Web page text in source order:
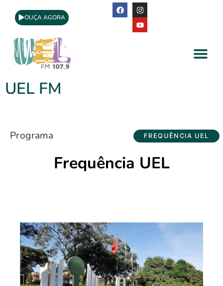
OUÇA AGORA
UEL FM
Programa FREQUÊNCIA UEL
Frequência UEL